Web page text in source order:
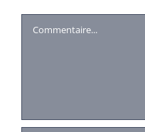
Commentaire